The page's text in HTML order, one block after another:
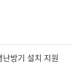
방기 설치 지원